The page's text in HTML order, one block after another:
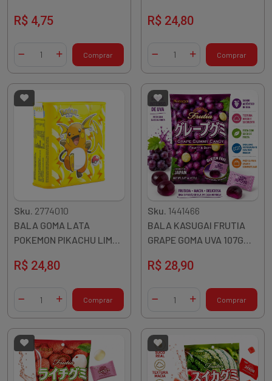
R$ 4,75
Diminuir QuantidadeAdicionar Quantidade
Comprar
R$ 24,80
Diminuir QuantidadeAdicionar Quantidade
Comprar
Sku. 2774010
BALA GOMA LATA
POKEMON PIKACHU LIMAO
R$ 24,80
Diminuir QuantidadeAdicionar Quantidade
Comprar
Sku. 1441466
BALA KASUGAI FRUTIA
GRAPE GOMA UVA 107G
R$ 28,90
Diminuir QuantidadeAdicionar Quantidade
Comprar